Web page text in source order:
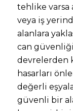
tehlike varsa
veya iş
alanlara
can
devrelerden
hasarları
değerli
güvenli bir